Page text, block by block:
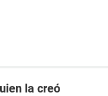
la creó